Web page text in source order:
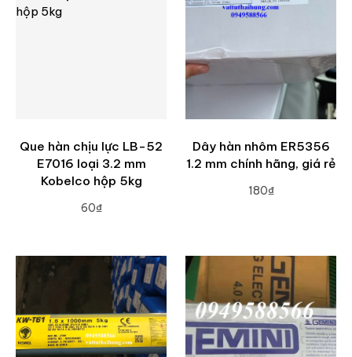
Que hàn chịu lực LB-52
E7016 loại 3.2 mm
Kobelco hộp 5kg
60₫
Dây hàn nhôm ER5356
1.2 mm chính hãng, giá rẻ
180₫